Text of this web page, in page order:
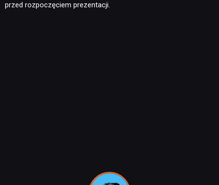
KULTURA
przed rozpoczęciem prezentacji.